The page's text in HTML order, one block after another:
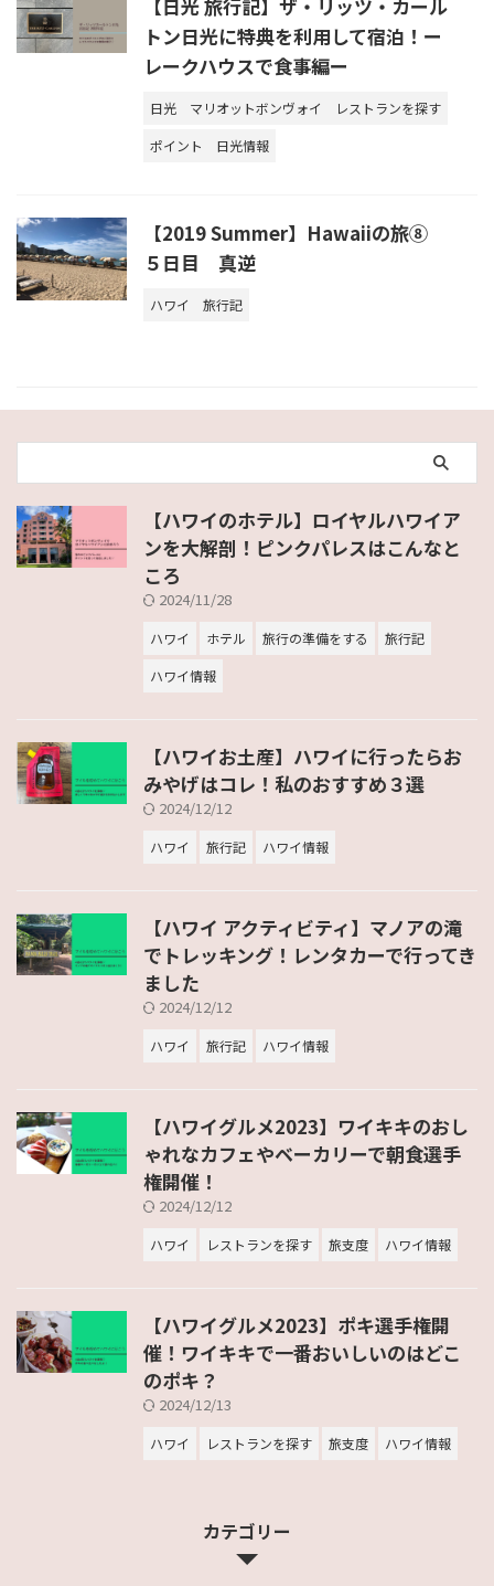
【日光 旅行記】ザ・リッツ・カール
トン日光に特典を利用して宿泊！ー
レークハウスで食事編ー
日光 マリオットボンヴォイ
レストランを探す
ポイント
日光情報
【2019 Summer】Hawaiiの旅⑧
５日目 真逆
ハワイ 旅行記
【ハワイのホテル】ロイヤルハワイア
ンを大解剖！ピンクパレスはこんなと
ころ
2024/11/28
ハワイ ホテル 旅行の準備をする
旅行記
ハワイ情報
【ハワイお土産】ハワイに行ったらお
みやげはコレ！私のおすすめ３選
2024/12/12
ハワイ 旅行記 ハワイ情報
【ハワイ アクティビティ】マノアの滝
でトレッキング！レンタカーで行ってき
ました
2024/12/12
ハワイ 旅行記 ハワイ情報
【ハワイグルメ2023】ワイキキのおし
ゃれなカフェやベーカリーで朝食選手
権開催！
2024/12/12
ハワイ レストランを探す 旅支度 ハワイ情報
【ハワイグルメ2023】ポキ選手権開
催！ワイキキで一番おいしいのはどこ
のポキ？
2024/12/13
ハワイ レストランを探す 旅支度 ハワイ情報
カテゴリー